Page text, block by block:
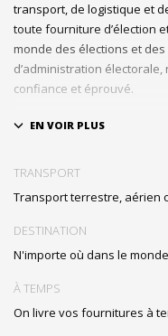
transport, de logistique et
toute fourniture d’élection
monde des élections et
d’administration
confiance et éprouvé.
ESI est une organisation
certains des endroits les
urnes à Sainte-Croix dans
au Moyen Orient en moins
Notre avantage est notre
professionnels – que ce
TRANSPORT
Transport terrestre, aérien
DESTINATION
N'importe où dans le
À TEMPS
On livre vos fournitures à